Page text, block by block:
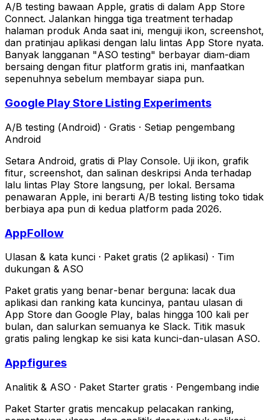
A/B testing bawaan Apple, gratis di dalam App Store
Connect. Jalankan hingga tiga treatment terhadap
halaman produk Anda saat ini, menguji ikon, screenshot,
dan pratinjau aplikasi dengan lalu lintas App Store nyata.
Banyak langganan "ASO testing" berbayar diam-diam
bersaing dengan fitur platform gratis ini, manfaatkan
sepenuhnya sebelum membayar siapa pun.
Google Play Store Listing Experiments
A/B testing (Android) · Gratis · Setiap pengembang
Android
Setara Android, gratis di Play Console. Uji ikon, grafik
fitur, screenshot, dan salinan deskripsi Anda terhadap
lalu lintas Play Store langsung, per lokal. Bersama
penawaran Apple, ini berarti A/B testing listing toko tidak
berbiaya apa pun di kedua platform pada 2026.
AppFollow
Ulasan & kata kunci · Paket gratis (2 aplikasi) · Tim
dukungan & ASO
Paket gratis yang benar-benar berguna: lacak dua
aplikasi dan ranking kata kuncinya, pantau ulasan di
App Store dan Google Play, balas hingga 100 kali per
bulan, dan salurkan semuanya ke Slack. Titik masuk
gratis paling lengkap ke sisi kata kunci-dan-ulasan ASO.
Appfigures
Analitik & ASO · Paket Starter gratis · Pengembang indie
Paket Starter gratis mencakup pelacakan ranking,